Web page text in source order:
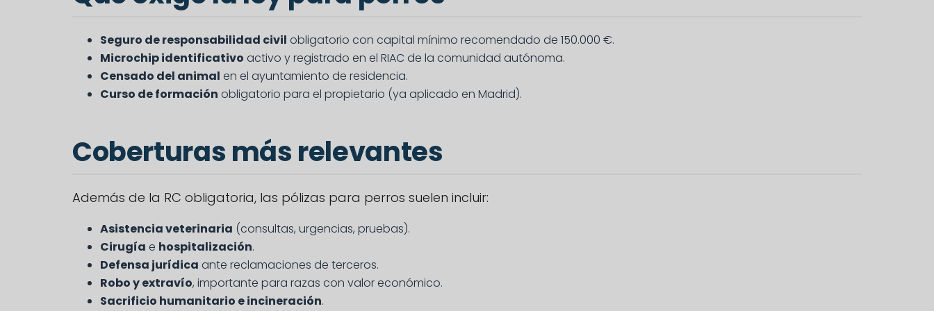
Seguro de responsabilidad civil obligatorio con capital mínimo recomendado de 150.000 €.
Microchip identificativo activo y registrado en el RIAC de la comunidad autónoma.
Censado del animal en el ayuntamiento de residencia.
Curso de formación obligatorio para el propietario (ya aplicado en Madrid).
Coberturas más relevantes
Además de la RC obligatoria, las pólizas para perros suelen incluir:
Asistencia veterinaria (consultas, urgencias, pruebas).
Cirugía e hospitalización.
Defensa jurídica ante reclamaciones de terceros.
Robo y extravío, importante para razas con valor económico.
Sacrificio humanitario e incineración.